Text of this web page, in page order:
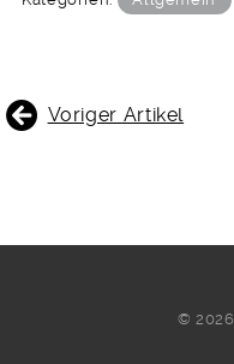
Voriger Artikel
©